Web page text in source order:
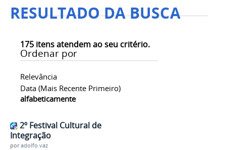
RESULTADO DA BUSCA
175 itens atendem ao seu critério.
Ordenar por
Relevância
Data (mais Recente Primeiro)
alfabeticamente
2º Festival Cultural de
Integração
poradolfo.vaz